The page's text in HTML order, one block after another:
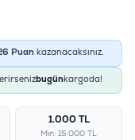
Puan kazanacaksınız.
bugünkargoda!
1.000 TL
Min: 15.000 TL